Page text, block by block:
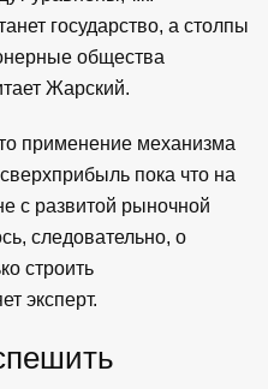
государство, а столпы
общества
Жарский.
применение механизма
пока что на
с развитой рыночной
следовательно, о
строить
эксперт.